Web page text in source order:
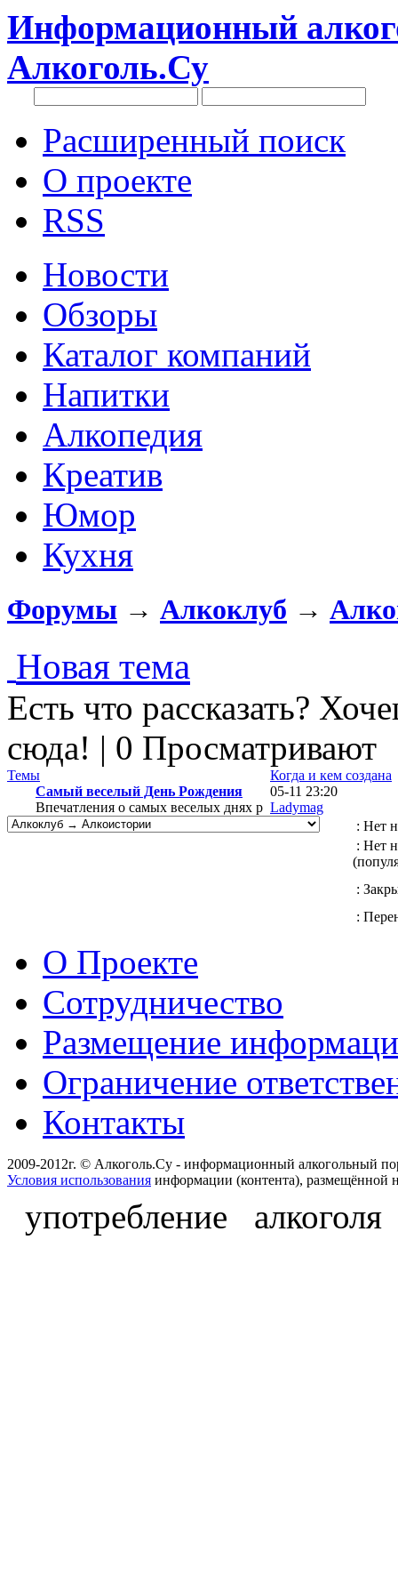
Информационный
Алкоголь.Су
Расширенный поиск
О проекте
RSS
Новости
Обзоры
Каталог компаний
Напитки
Алкопедия
Креатив
Юмор
Кухня
Форумы → Алкоклуб →
Новая тема
Есть что рассказать?
сюда! | 0 Просматривают
Темы
Когда и кем создана
Самый веселый День Рождения
Впечатления о самых веселых днях р
05-11 23:20
Ladymag
: Нет
: Нет
:
:
О Проекте
Сотрудничество
Размещение
Ограничение
Контакты
2009-2012г. © Алкоголь.Су - информационный алкогольный
Условия использования информации (контента), размещённой
употребление